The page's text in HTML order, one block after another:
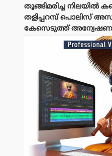
തൂങ്ങിമരിച്ച നിലയിൽ
തളിപ്പറമ്പ് പൊലിസ്
കേസെടുത്ത്